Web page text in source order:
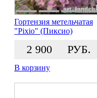
Гортензия метельчатая
"Pixio" (Пиксио)
2 900 РУБ.
В корзину